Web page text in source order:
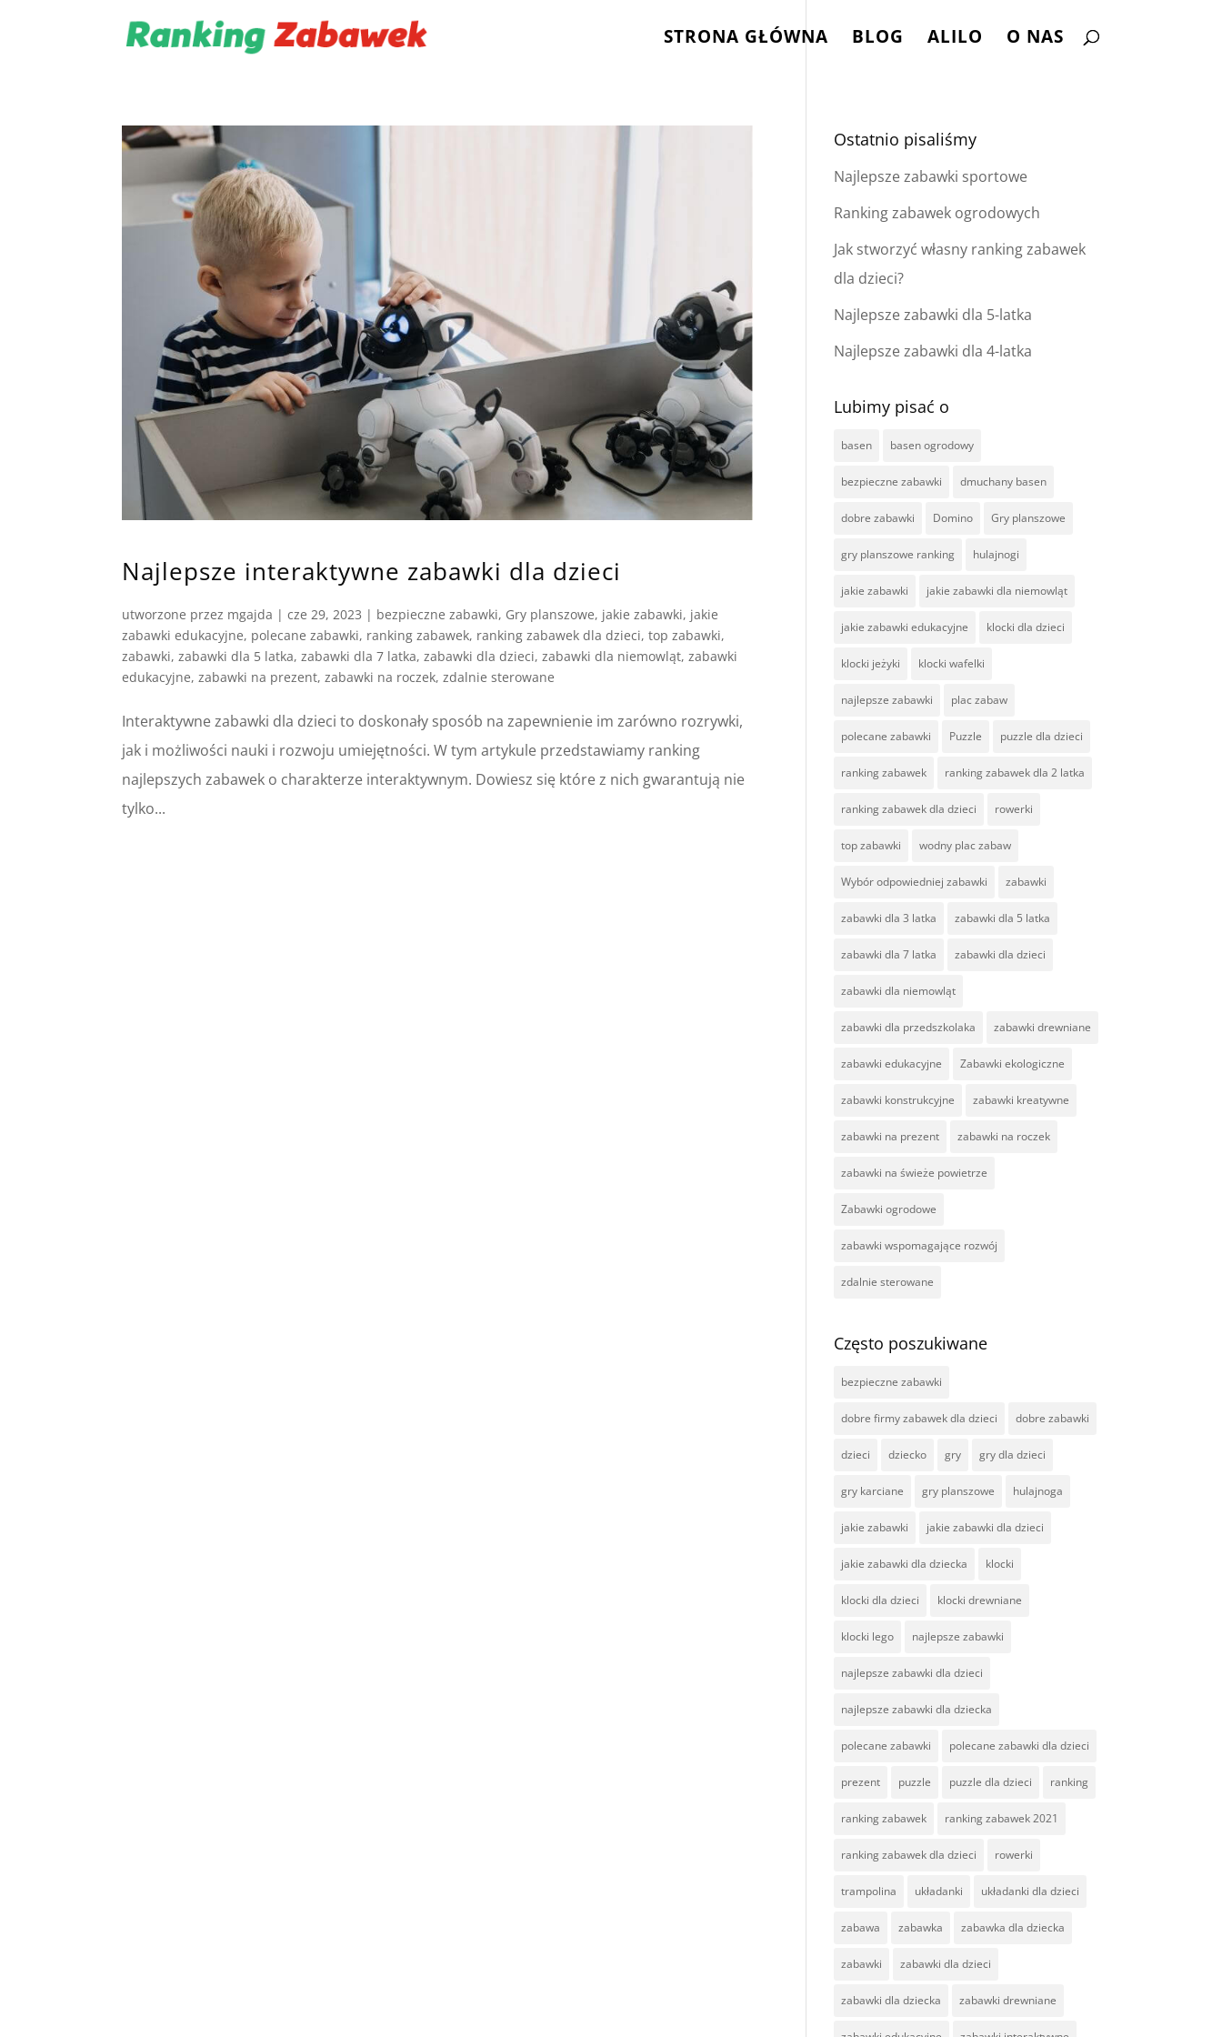
STRONA GŁÓWNA BLOG ALILO O NAS
Najlepsze interaktywne zabawki dla dzieci
utworzone przez mgajda |cze 29, 2023 | bezpieczne zabawki, Gry planszowe, jakie zabawki, jakie
zabawki edukacyjne, polecane zabawki, ranking zabawek, ranking zabawek dla dzieci,top zabawki,
zabawki,zabawki dla 5 latka,zabawki dla 7 latka,zabawki dla dzieci,zabawki dla niemowląt,zabawki
edukacyjne,zabawki na prezent,zabawki na roczek,zdalnie sterowane
Interaktywne zabawki dla dzieci to doskonały sposób na zapewnienie im zarówno rozrywki,
jak i możliwości nauki i rozwoju umiejętności. W tym artykule przedstawiamy ranking
najlepszych zabawek o charakterze interaktywnym. Dowiesz się które z nich gwarantują nie
tylko...
Ostatnio pisaliśmy
Najlepsze zabawki sportowe
Ranking zabawek ogrodowych
Jak stworzyć własny ranking zabawek
dla dzieci?
Najlepsze zabawki dla 5-latka
Najlepsze zabawki dla 4-latka
Lubimy pisać o
basen basen ogrodowy
bezpieczne zabawki dmuchany basen
dobre zabawki Domino Gry planszowe
gry planszowe ranking hulajnogi
jakie zabawki jakie zabawki dla niemowląt
jakie zabawki edukacyjne klocki dla dzieci
klocki jeżyki klocki wafelki
najlepsze zabawki plac zabaw
polecane zabawki Puzzle puzzle dla dzieci
ranking zabawek ranking zabawek dla 2 latka
ranking zabawek dla dzieci rowerki
top zabawki wodny plac zabaw
Wybór odpowiedniej zabawki zabawki
zabawki dla 3 latka zabawki dla 5 latka
zabawki dla 7 latka zabawki dla dzieci
zabawki dla niemowląt
zabawki dla przedszkolaka zabawki drewniane
zabawki edukacyjne Zabawki ekologiczne
zabawki konstrukcyjne zabawki kreatywne
zabawki na prezent zabawki na roczek
zabawki na świeże powietrze
Zabawki ogrodowe
zabawki wspomagające rozwój
zdalnie sterowane
Często poszukiwane
bezpieczne zabawki
dobre firmy zabawek dla dzieci dobre zabawki
dzieci dziecko gry gry dla dzieci
gry karciane gry planszowe hulajnoga
jakie zabawki jakie zabawki dla dzieci
jakie zabawki dla dziecka klocki
klocki dla dzieci klocki drewniane
klocki lego najlepsze zabawki
najlepsze zabawki dla dzieci
najlepsze zabawki dla dziecka
polecane zabawki polecane zabawki dla dzieci
prezent puzzle puzzle dla dzieci ranking
ranking zabawek ranking zabawek 2021
ranking zabawek dla dzieci rowerki
trampolina układanki układanki dla dzieci
zabawa zabawka zabawka dla dziecka
zabawki zabawki dla dzieci
zabawki dla dziecka zabawki drewniane